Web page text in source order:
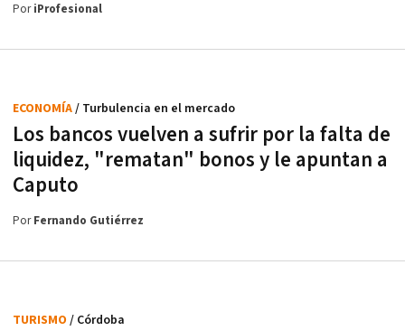
PoriProfesional
Los bancos vuelven a sufrir por la falta de
liquidez, "rematan" bonos y le apuntan a
Caputo
ECONOMÍA/ Turbulencia en el mercado
PorFernando Gutiérrez
TURISMO / Córdoba